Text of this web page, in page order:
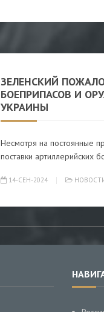
ЗЕЛЕНСКИЙ
БОЕПРИПАСОВ И
УКРАИНЫ
Несмотря на постоянные
поставки артиллерийских
14-СЕН-2024